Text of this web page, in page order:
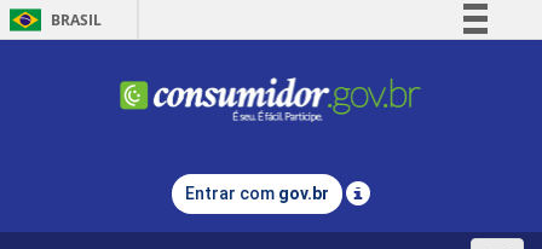
BRASIL
Comunica BR
Legislação
Entrar com gov.br